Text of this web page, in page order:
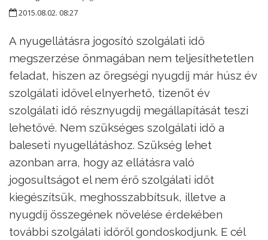
2015.08.02. 08:27
A nyugellátásra jogosító szolgálati idő
megszerzése önmagában nem teljesíthetetlen
feladat, hiszen az öregségi nyugdíj már húsz év
szolgálati idővel elnyerhető, tizenöt év
szolgálati idő résznyugdíj megállapítását teszi
lehetővé. Nem szükséges szolgálati idő a
baleseti nyugellátáshoz. Szükség lehet
azonban arra, hogy az ellátásra való
jogosultságot el nem érő szolgálati időt
kiegészítsük, meghosszabbítsuk, illetve a
nyugdíj összegének növelése érdekében
további szolgálati időről gondoskodjunk. E cél